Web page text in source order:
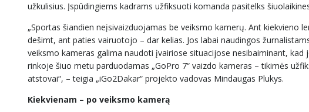
užkulisius. Įspūdingiems kadrams užfiksuoti komanda pasitelks
„Sportas šiandien neįsivaizduojamas be veiksmo kamerų. Ant
dešimt, ant paties vairuotojo – dar kelias. Jos labai naudingos
veiksmo kameras galima naudoti įvairiose situacijose nesibaiminant,
rinkoje šiuo metu parduodamas „GoPro 7“ vaizdo kameras – tikimės
atstovai“, – teigia „iGo2Dakar“ projekto vadovas Mindaugas Plukys.
Kiekvienam – po veiksmo kamerą